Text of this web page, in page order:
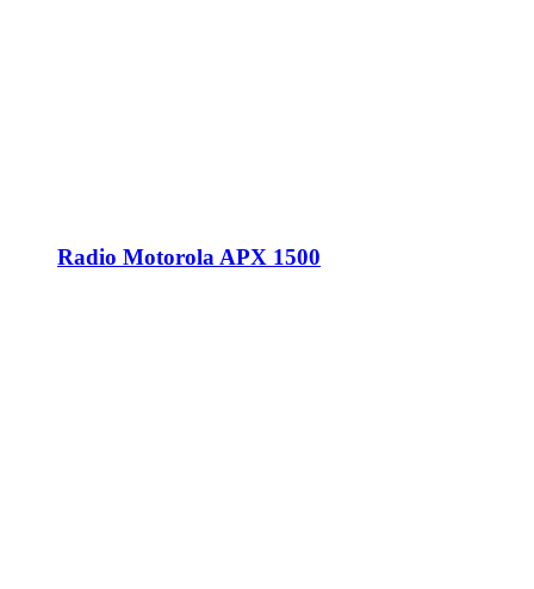
Radio Motorola APX 1500